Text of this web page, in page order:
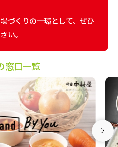
づくりの一環として、ぜひ
い。
窓口一覧